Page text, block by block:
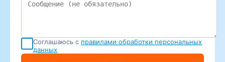
Соглашаюсь с правилами обработки персональных
данных